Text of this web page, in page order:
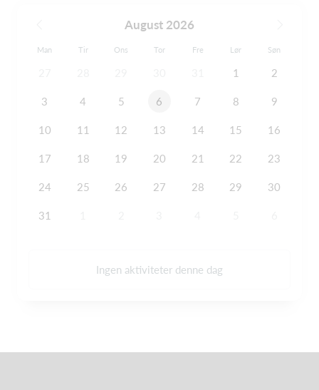
August 2026
Man Tir Ons Tor Fre Lør Søn
1 2
3 4 5 6 7 8 9
10 11 12 13 14 15 16
17 18 19 20 21 22 23
24 25 26 27 28 29 30
31
Ingen aktiviteter denne dag